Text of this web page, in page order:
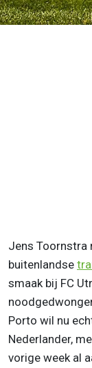
Jens Toornstra
buitenlandse
smaak bij FC
Porto wil nu
Nederlander,
vorige week al